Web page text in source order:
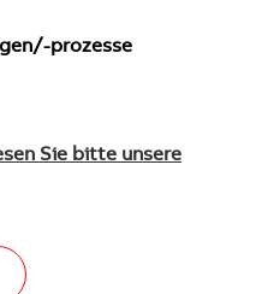
prozesse
Sie bitte unsere